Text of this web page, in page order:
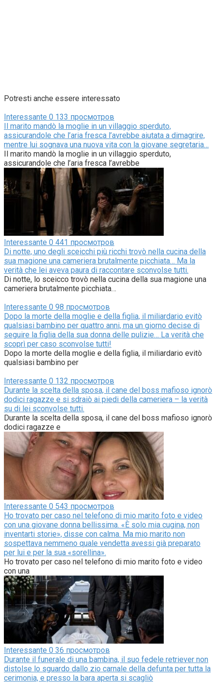
Potresti anche essere interessato
Interessante 0 133 просмотров
Il marito mandò la moglie in un villaggio sperduto,
assicurandole che l’aria fresca l’avrebbe aiutata a dimagrire,
mentre lui sognava una nuova vita con la giovane segretaria…
Il marito mandò la moglie in un villaggio sperduto,
assicurandole che l’aria fresca l’avrebbe
Interessante 0 441 просмотров
Di notte, uno degli sceicchi più ricchi trovò nella cucina della
sua magione una cameriera brutalmente picchiata… Ma la
verità che lei aveva paura di raccontare sconvolse tutti.
Di notte, lo sceicco trovò nella cucina della sua magione una
cameriera brutalmente picchiata…
Interessante 0 98 просмотров
Dopo la morte della moglie e della figlia, il miliardario evitò
qualsiasi bambino per quattro anni, ma un giorno decise di
seguire la figlia della sua donna delle pulizie… La verità che
scoprì per caso sconvolse tutti!
Dopo la morte della moglie e della figlia, il miliardario evitò
qualsiasi bambino per
Interessante 0 132 просмотров
Durante la scelta della sposa, il cane del boss mafioso ignorò
dodici ragazze e si sdraiò ai piedi della cameriera – la verità
su di lei sconvolse tutti.
Durante la scelta della sposa, il cane del boss mafioso ignorò
dodici ragazze e
Interessante 0 543 просмотров
Ho trovato per caso nel telefono di mio marito foto e video
con una giovane donna bellissima. «È solo mia cugina, non
inventarti storie», disse con calma. Ma mio marito non
sospettava nemmeno quale vendetta avessi già preparato
per lui e per la sua «sorellina».
Ho trovato per caso nel telefono di mio marito foto e video
con una
Interessante 0 36 просмотров
Durante il funerale di una bambina, il suo fedele retriever non
distolse lo sguardo dallo zio carnale della defunta per tutta la
cerimonia, e presso la bara aperta si scagliò